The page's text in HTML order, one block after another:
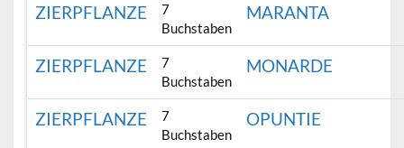
ZIERPFLANZE
7
Buchstaben
MARANTA
ZIERPFLANZE
7
Buchstaben
MONARDE
ZIERPFLANZE
7
Buchstaben
OPUNTIE